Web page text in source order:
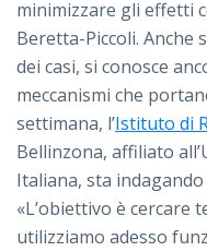
minimizzare gli effetti
Beretta-Piccoli. Anche
dei casi, si conosce
meccanismi che
settimana, l’Istituto di
Bellinzona, affiliato
Italiana, sta
«L’obiettivo è cercare
utilizziamo adesso